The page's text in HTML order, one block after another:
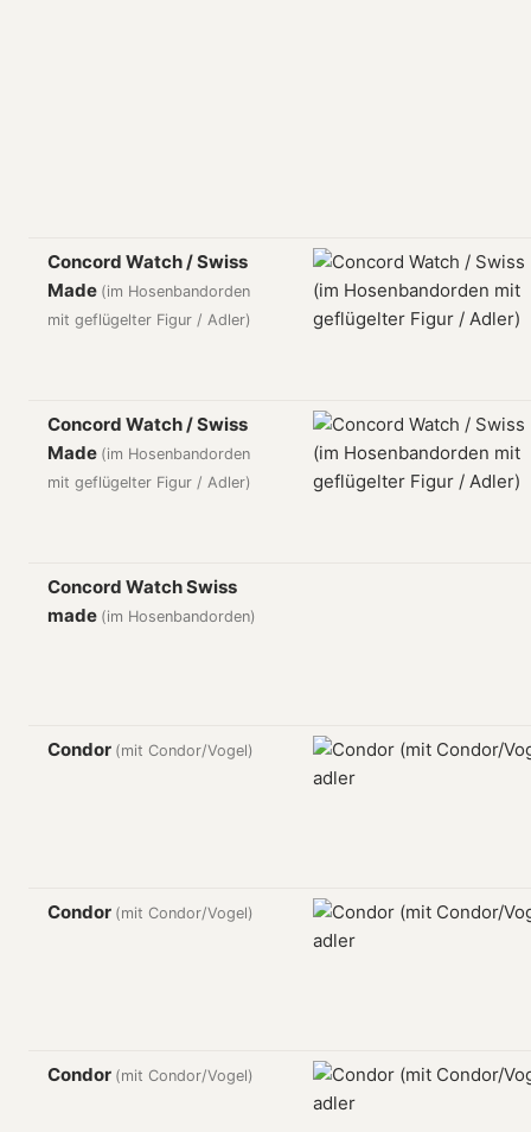
Concord Watch / Swiss
Made (im Hosenbandorden
mit geflügelter Figur / Adler)
Concord Watch / Swiss
Made (im Hosenbandorden
mit geflügelter Figur / Adler)
Concord Watch Swiss
made (im Hosenbandorden)
Condor (mit Condor/Vogel)
Condor (mit Condor/Vogel)
Condor (mit Condor/Vogel)